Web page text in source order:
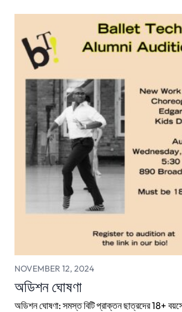
NOVEMBER 12, 2024
অডিশন ঘোষণা
অডিশন ঘোষণা: সমস্ত বিটি প্রাক্তন ছাত্রদের 18+